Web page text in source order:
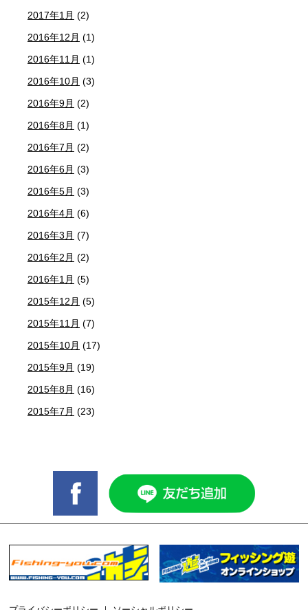
2017年1月 (2)
2016年12月 (1)
2016年11月 (1)
2016年10月 (3)
2016年9月 (2)
2016年8月 (1)
2016年7月 (2)
2016年6月 (3)
2016年5月 (3)
2016年4月 (6)
2016年3月 (7)
2016年2月 (2)
2016年1月 (5)
2015年12月 (5)
2015年11月 (7)
2015年10月 (17)
2015年9月 (19)
2015年8月 (16)
2015年7月 (23)